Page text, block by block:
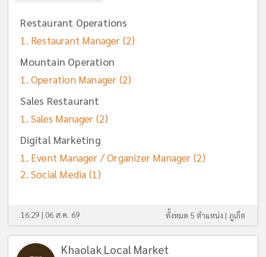
Restaurant Operations
Restaurant Manager (2)
Mountain Operation
Operation Manager (2)
Sales Restaurant
Sales Manager (2)
Digital Marketing
Event Manager / Organizer Manager (2)
Social Media (1)
16:29 | 06 ส.ค. 69 ทั้งหมด 5 ตำแหน่ง | ภูเก็ต
Khaolak Local Market